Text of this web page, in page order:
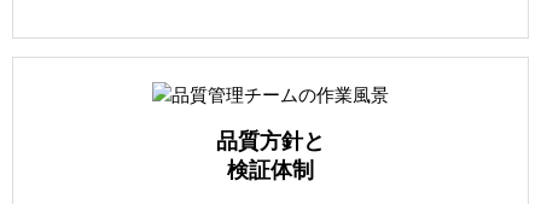
品質方針と
検証体制